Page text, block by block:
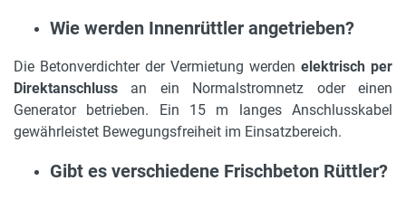
Wie werden Innenrüttler angetrieben?
Die Betonverdichter der Vermietung werden elektrisch per
Direktanschluss an ein Normalstromnetz oder einen
Generator betrieben. Ein 15 m langes Anschlusskabel
gewährleistet Bewegungsfreiheit im Einsatzbereich.
Gibt es verschiedene Frischbeton Rüttler?